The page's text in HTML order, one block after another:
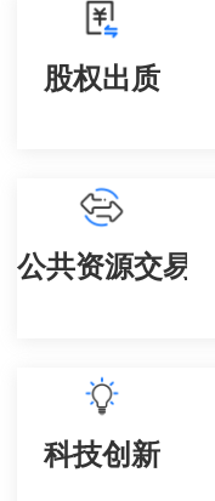
股权出质
公共资源交易
科技创新